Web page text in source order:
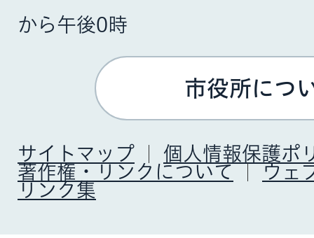
から午後0時
市役所につ
サイトマップ
個人情報保護ポ
著作権・リンクについて
ウェ
リンク集